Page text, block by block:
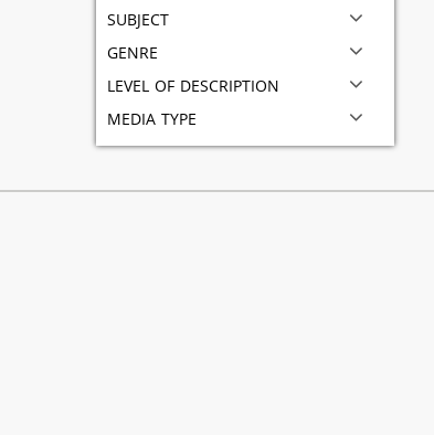
subject
genre
level of description
media type